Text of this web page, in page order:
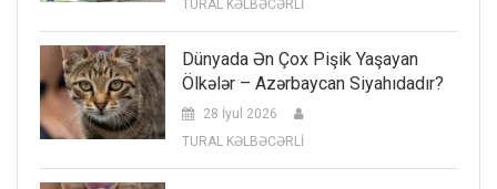
TURAL KƏLBƏCƏRLİ
Dünyada Ən Çox Pişik Yaşayan
Ölkələr – Azərbaycan Siyahıdadır?
28 İyul 2026
TURAL KƏLBƏCƏRLİ